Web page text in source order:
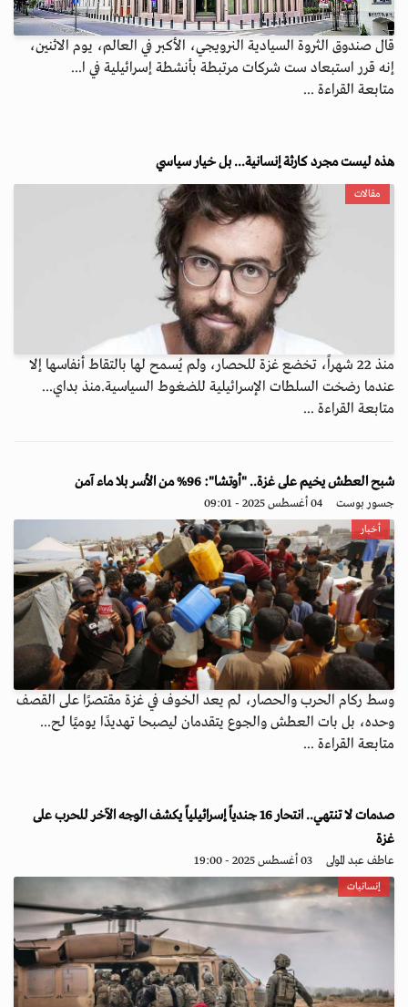
قال صندوق الثروة السيادية النرويجي، الأكبر في العالم، يوم الاثنين،
إنه قرر استبعاد ست شركات مرتبطة بأنشطة إسرائيلية في ا...
متابعة القراءة ...
هذه ليست مجرد كارثة إنسانية... بل خيار سياسي
مقالات
منذ 22 شهراً، تخضع غزة للحصار، ولم يُسمح لها بالتقاط أنفاسها إلا
عندما رضخت السلطات الإسرائيلية للضغوط السياسية.منذ بداي...
متابعة القراءة ...
شبح العطش يخيم على غزة.. "أوتشا": 96% من الأسر بلا ماء آمن
جسور بوست 04 أغسطس 2025 - 09:01
أخبار
وسط ركام الحرب والحصار، لم يعد الخوف في غزة مقتصرًا على القصف
وحده، بل بات العطش والجوع يتقدمان ليصبحا تهديدًا يوميًا لح...
متابعة القراءة ...
صدمات لا تنتهي.. انتحار 16 جندياً إسرائيلياً يكشف الوجه الآخر للحرب على
غزة
عاطف عبد المولى 03 أغسطس 2025 - 19:00
إنسانيات